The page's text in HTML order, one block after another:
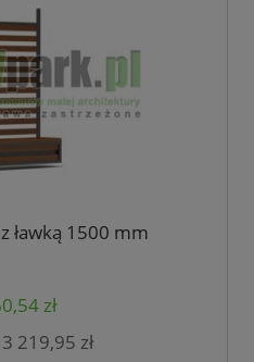
ławką 1500 mm
zł
3 219,95 zł